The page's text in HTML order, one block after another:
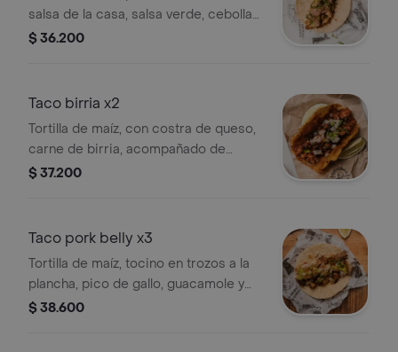
salsa de la casa, salsa verde, cebolla
encurtida, guacamole y cilantro.
$ 36.200
Taco birria x2
Tortilla de maíz, con costra de queso,
carne de birria, acompañado de
cebolla, cilantro y caldo de birria.
$ 37.200
Taco pork belly x3
Tortilla de maíz, tocino en trozos a la
plancha, pico de gallo, guacamole y
cilantro.
$ 38.600